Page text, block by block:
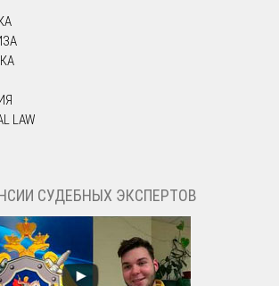
LAW
СУДЕБНЫХ ЭКСПЕРТОВ